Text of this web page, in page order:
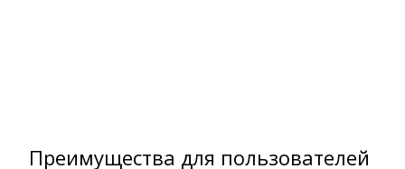
Преимущества для пользователей